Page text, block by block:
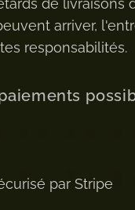
de livraisons
arriver,
responsabilités.
par Stripe